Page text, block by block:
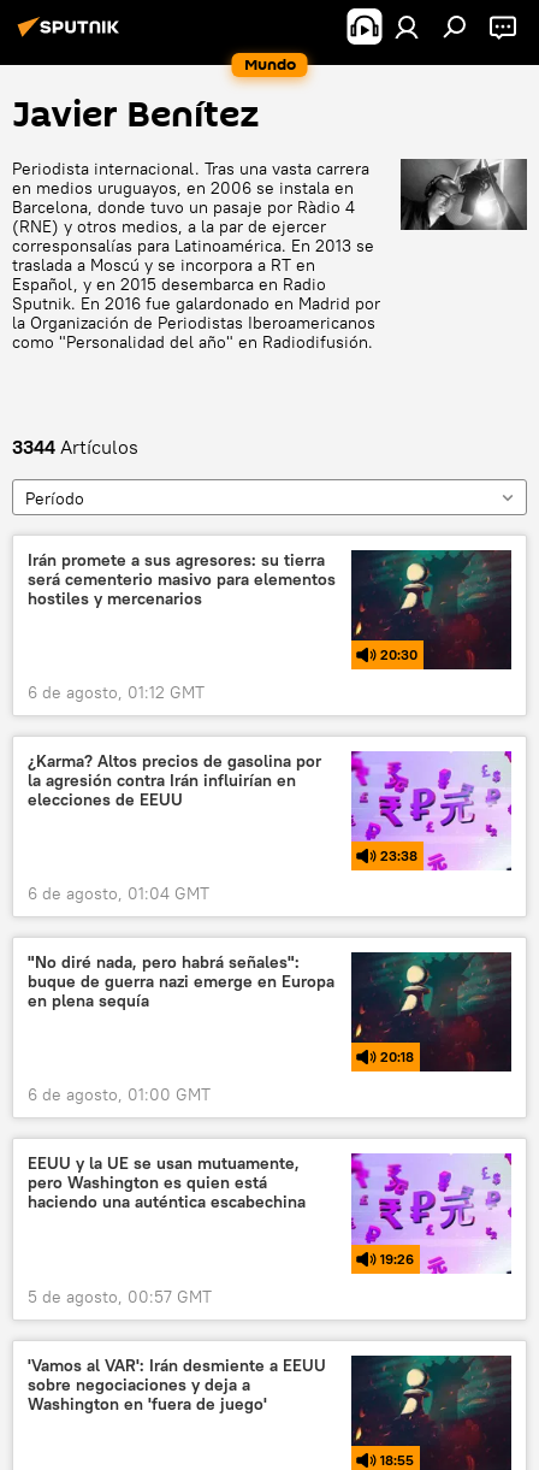
Mundo
Javier Benítez
Periodista internacional. Tras una vasta carrera
en medios uruguayos, en 2006 se instala en
Barcelona, donde tuvo un pasaje por Ràdio 4
(RNE) y otros medios, a la par de ejercer
corresponsalías para Latinoamérica. En 2013 se
traslada a Moscú y se incorpora a RT en
Español, y en 2015 desembarca en Radio
Sputnik. En 2016 fue galardonado en Madrid por
la Organización de Periodistas Iberoamericanos
como "Personalidad del año" en Radiodifusión.
3344 Artículos
Período
Irán promete a sus agresores: su tierra
será cementerio masivo para elementos
hostiles y mercenarios
20:30
6 de agosto, 01:12 GMT
¿Karma? Altos precios de gasolina por
la agresión contra Irán influirían en
elecciones de EEUU
23:38
6 de agosto, 01:04 GMT
"No diré nada, pero habrá señales":
buque de guerra nazi emerge en Europa
en plena sequía
20:18
6 de agosto, 01:00 GMT
EEUU y la UE se usan mutuamente,
pero Washington es quien está
haciendo una auténtica escabechina
19:26
5 de agosto, 00:57 GMT
'Vamos al VAR': Irán desmiente a EEUU
sobre negociaciones y deja a
Washington en 'fuera de juego'
18:55